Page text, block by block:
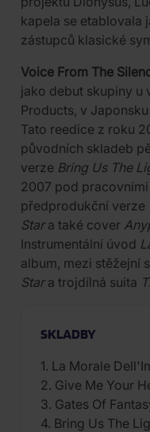
kapela se etablovala
zástupců klasické
Voice From The
jako debut skupiny u
Products, v
Tato reedice z roku
původních skladeb
verze Bring Us The
2007 pod
předprodukční verze
Stara také cover
Instrumentální úvod
album, mezi stěžejní
Stara trojdílná suita
SKLADBY
1. La Morale
2. Give Me Your
3. Gates Of
4. Bring Us The